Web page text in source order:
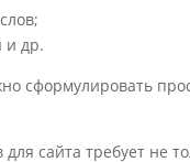
и др.
сформулировать
сайта требует не